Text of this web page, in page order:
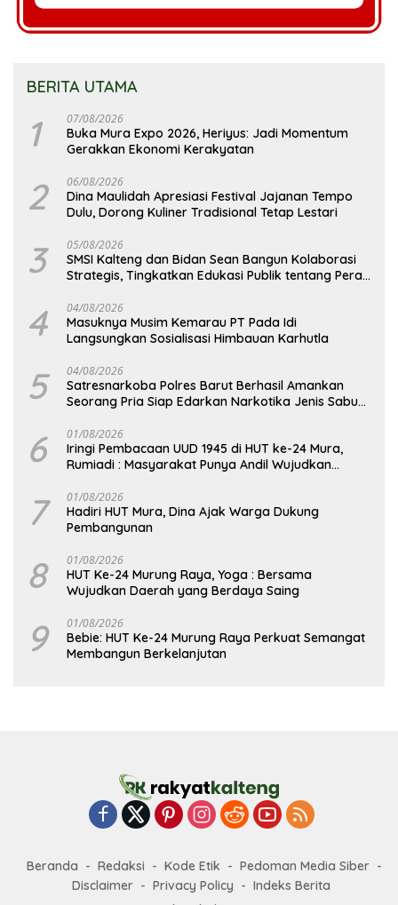
BERITA UTAMA
1 07/08/2026
Buka Mura Expo 2026, Heriyus: Jadi Momentum
Gerakkan Ekonomi Kerakyatan
2 06/08/2026
Dina Maulidah Apresiasi Festival Jajanan Tempo
Dulu, Dorong Kuliner Tradisional Tetap Lestari
3 05/08/2026
SMSI Kalteng dan Bidan Sean Bangun Kolaborasi
Strategis, Tingkatkan Edukasi Publik tentang Peran
4 04/08/2026
Masuknya Musim Kemarau PT Pada Idi
Langsungkan Sosialisasi Himbauan Karhutla
5 04/08/2026
Satresnarkoba Polres Barut Berhasil Amankan
Seorang Pria Siap Edarkan Narkotika Jenis Sabu
6 01/08/2026
Iringi Pembacaan UUD 1945 di HUT ke-24 Mura,
Rumiadi : Masyarakat Punya Andil Wujudkan
7 01/08/2026
Hadiri HUT Mura, Dina Ajak Warga Dukung
Pembangunan
8 01/08/2026
HUT Ke-24 Murung Raya, Yoga : Bersama
Wujudkan Daerah yang Berdaya Saing
9 01/08/2026
Bebie: HUT Ke-24 Murung Raya Perkuat Semangat
Membangun Berkelanjutan
Beranda Redaksi Kode Etik
Pedoman Media Siber
Disclaimer
Privacy Policy
Indeks Berita